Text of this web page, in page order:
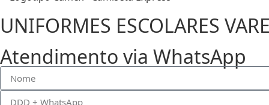
UNIFORMES ESCOLARES
Atendimento via WhatsApp